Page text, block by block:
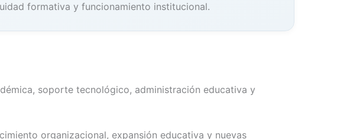
formativa y funcionamiento institucional.
soporte tecnológico, administración educativa y
organizacional, expansión educativa y nuevas